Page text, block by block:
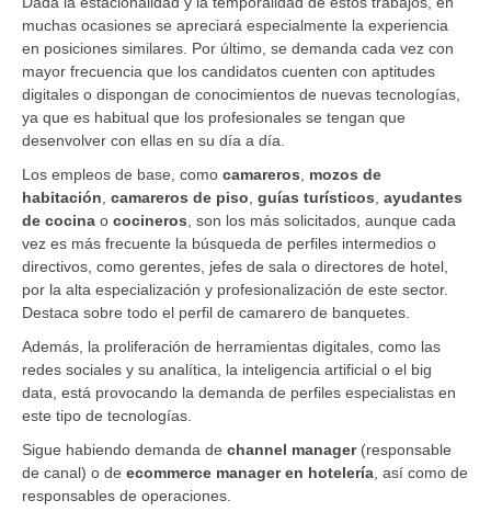
muchas ocasiones se apreciará especialmente la experiencia
en posiciones similares. Por último, se demanda cada vez con
mayor frecuencia que los candidatos cuenten con aptitudes
digitales o dispongan de conocimientos de nuevas tecnologías,
ya que es habitual que los profesionales se tengan que
desenvolver con ellas en su día a día.
Los empleos de base, como camareros
mozos de
habitación camareros de piso guías turísticos ayudantes
de cocina o cocineros , son los más solicitados, aunque cada
vez es más frecuente la búsqueda de perfiles intermedios o
directivos, como gerentes, jefes de sala o directores de hotel,
por la alta especialización y profesionalización de este sector.
Destaca sobre todo el perfil de camarero de banquetes.
Además, la proliferación de herramientas digitales, como las
redes sociales y su analítica, la inteligencia artificial o el big
data, está provocando la demanda de perfiles especialistas en
este tipo de tecnologías.
Sigue habiendo demanda de channel manager(responsable
de canal) o de ecommerce manager en hotelería , así como de
responsables de operaciones.